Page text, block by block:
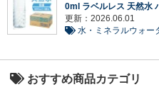
0ml ラベルレス 天然水
更新：2026.06.01
水・ミネラルウォー
おすすめ商品カテゴリ